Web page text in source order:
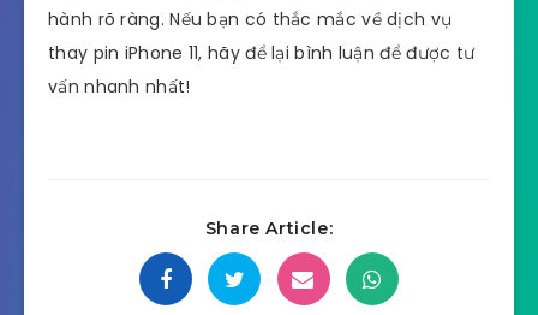
hành rõ ràng. Nếu bạn có thắc mắc về dịch vụ
thay pin iPhone 11, hãy để lại bình luận để được tư
vấn nhanh nhất!
Share Article: